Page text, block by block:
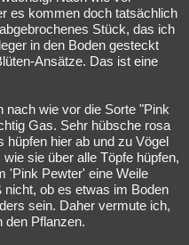
es kommen doch tatsächlich
Stück, das ich
in den Boden gesteckt
Ansätze. Das ist eine
nach wie vor die Sorte "Pink
Gas. Sehr hübsche rosa
hüpfen hier ab und zu Vögel
sie über alle Töpfe hüpfen,
'Pink Pewter' eine Weile
ob es etwas im Boden
sein. Daher vermute ich,
den Pflanzen.